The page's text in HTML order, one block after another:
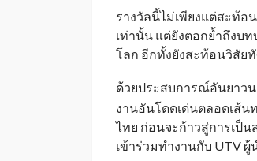
รางวัลนี้ไม่เพียงแต่สะท้อ
เท่านั้น แต่ยังตอกย้ำถึงบ
โลก อีกทั้งยังสะท้อนวิสัย
ด้วยประสบการณ์อันยาว
งานอันโดดเด่นตลอดเส้
ไทย ก่อนจะก้าวสู่การเป็
เข้าร่วมทำงานกับ UTV